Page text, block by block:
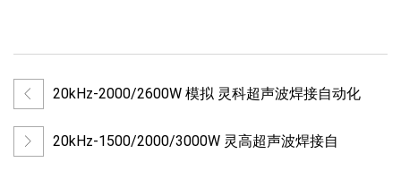
20kHz-2000/2600W 模拟 灵科超声波焊接自动化
20kHz-1500/2000/3000W 灵高超声波焊接自